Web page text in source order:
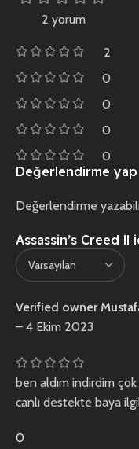
2 yorum
2
0
0
0
0
Assassin’s Creed ll
Verified owner
– 4 Ekim 2023
ben aldım indirdim
canlı destekte baya
0
Değerlendirme yap
Değerlendirme